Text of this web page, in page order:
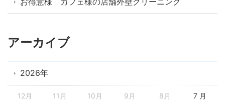
アーカイブ
2026年
12月 11月 10月 9月 8月 7 月